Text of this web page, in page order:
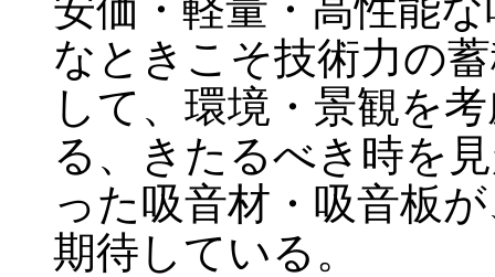
なときこそ技術力の
して、環境・景観を
る、きたるべき時を
った吸音材・吸音板
期待している。